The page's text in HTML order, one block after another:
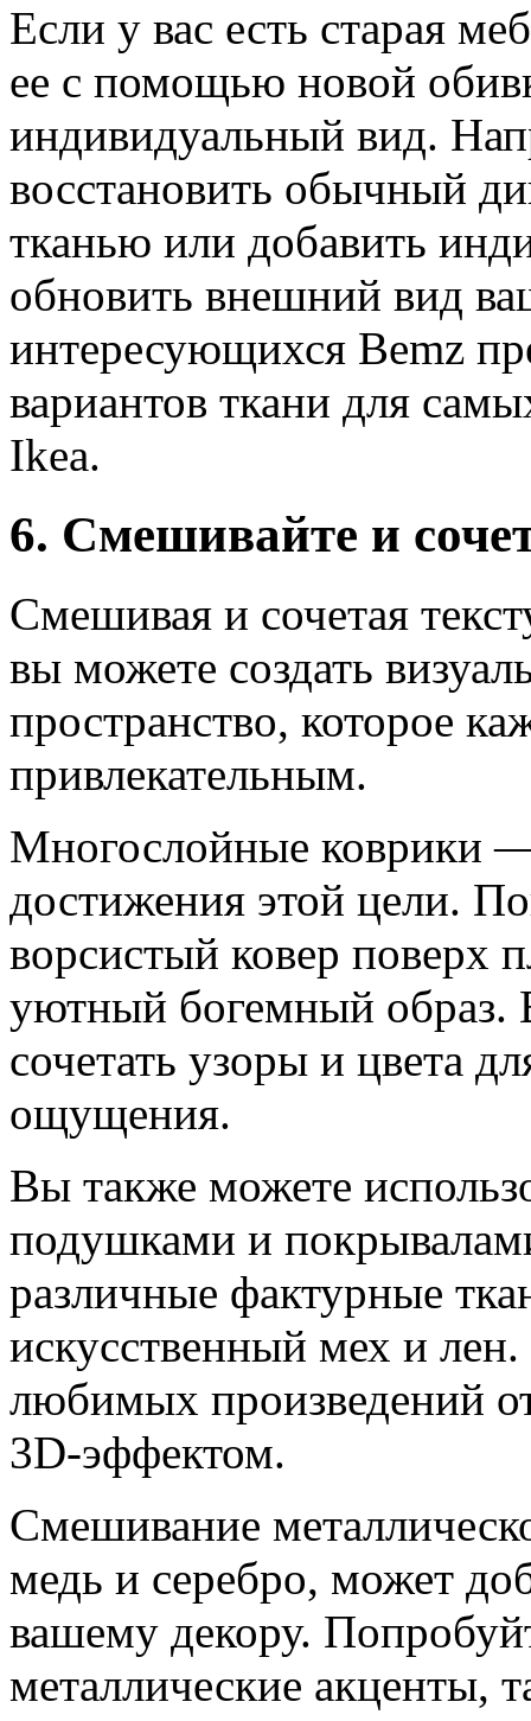
Если у вас есть старая
ее с помощью новой
индивидуальный вид.
восстановить обычный
тканью или добавить
обновить внешний вид
интересующихся Bemz
вариантов ткани для
Ikea.
6. Смешивайте и
Смешивая и сочетая
вы можете создать
пространство, которое
привлекательным.
Многослойные коврики
достижения этой цели.
ворсистый ковер поверх
уютный богемный образ.
сочетать узоры и цвета
ощущения.
Вы также можете
подушками и
различные фактурные
искусственный мех и
любимых произведений
3D-эффектом.
Смешивание
медь и серебро, может
вашему декору.
металлические акценты,